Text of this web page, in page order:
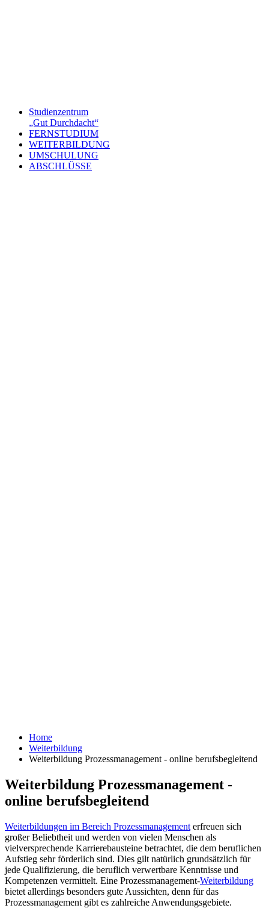
Studienzentrum
„Gut Durchdacht“
FERNSTUDIUM
WEITERBILDUNG
UMSCHULUNG
ABSCHLÜSSE
Home
Weiterbildung
Weiterbildung Prozessmanagement - online berufsbegleitend
Weiterbildung Prozessmanagement -
online berufsbegleitend
Weiterbildungen im Bereich Prozessmanagement erfreuen sich
großer Beliebtheit und werden von vielen Menschen als
vielversprechende Karrierebausteine betrachtet, die dem beruflichen
Aufstieg sehr förderlich sind. Dies gilt natürlich grundsätzlich für
jede Qualifizierung, die beruflich verwertbare Kenntnisse und
Kompetenzen vermittelt. Eine Prozessmanagement-Weiterbildung
bietet allerdings besonders gute Aussichten, denn für das
Prozessmanagement gibt es zahlreiche Anwendungsgebiete.